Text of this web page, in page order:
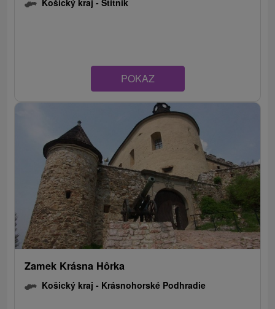
Košický kraj -Štítnik
POKAZ
Zamek Krásna Hôrka
Košický kraj - Krásnohorské Podhradie